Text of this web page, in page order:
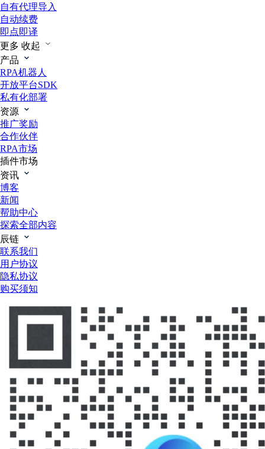
自有代理导入
自动续费
即点即译
更多 收起
产品
RPA机器人
开放平台SDK
私有化部署
资源
推广奖励
合作伙伴
RPA市场
插件市场
资讯
博客
新闻
帮助中心
探索全部内容
辰链
联系我们
用户协议
隐私协议
购买须知